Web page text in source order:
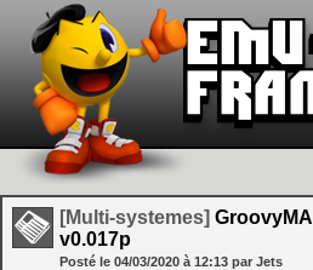
[Multi-systemes]
v0.017p
Posté le 04/03/2020 à 12:13 par Jets